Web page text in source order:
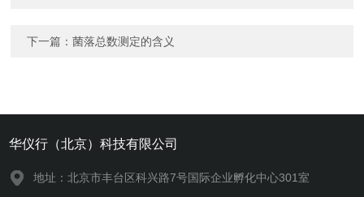
下一篇：菌落总数测定的含义
华仪行（北京）科技有限公司
地址：北京市丰台区科兴路7号国际企业孵化中心301室